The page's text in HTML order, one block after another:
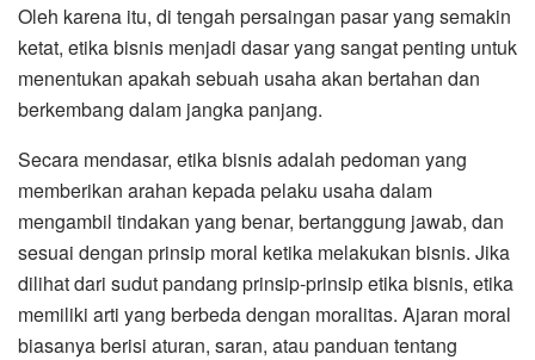
Oleh karena itu, di tengah persaingan pasar yang semakin
ketat, etika bisnis menjadi dasar yang sangat penting untuk
menentukan apakah sebuah usaha akan bertahan dan
berkembang dalam jangka panjang.
Secara mendasar, etika bisnis adalah pedoman yang
memberikan arahan kepada pelaku usaha dalam
mengambil tindakan yang benar, bertanggung jawab, dan
sesuai dengan prinsip moral ketika melakukan bisnis. Jika
dilihat dari sudut pandang prinsip-prinsip etika bisnis, etika
memiliki arti yang berbeda dengan moralitas. Ajaran moral
biasanya berisi aturan, saran, atau panduan tentang